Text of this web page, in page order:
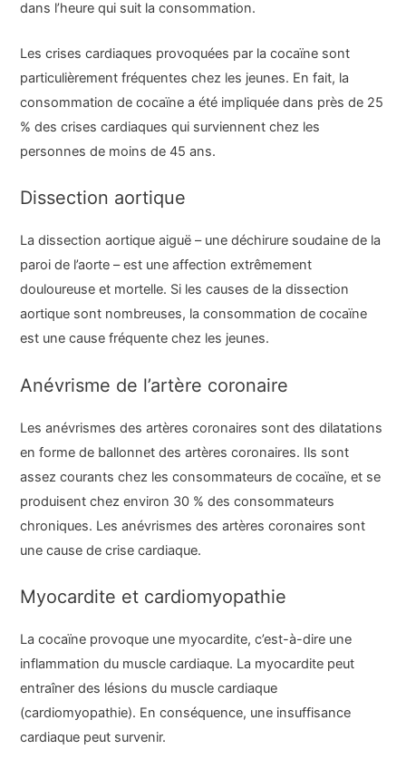
dans l’heure qui suit la consommation.
Les crises cardiaques provoquées par la cocaïne sont
particulièrement fréquentes chez les jeunes. En fait, la
consommation de cocaïne a été impliquée dans près de 25
% des crises cardiaques qui surviennent chez les
personnes de moins de 45 ans.
Dissection aortique
La dissection aortique aiguë – une déchirure soudaine de la
paroi de l’aorte – est une affection extrêmement
douloureuse et mortelle. Si les causes de la dissection
aortique sont nombreuses, la consommation de cocaïne
est une cause fréquente chez les jeunes.
Anévrisme de l’artère coronaire
Les anévrismes des artères coronaires sont des dilatations
en forme de ballonnet des artères coronaires. Ils sont
assez courants chez les consommateurs de cocaïne, et se
produisent chez environ 30 % des consommateurs
chroniques. Les anévrismes des artères coronaires sont
une cause de crise cardiaque.
Myocardite et cardiomyopathie
La cocaïne provoque une myocardite, c’est-à-dire une
inflammation du muscle cardiaque. La myocardite peut
entraîner des lésions du muscle cardiaque
(cardiomyopathie). En conséquence, une insuffisance
cardiaque peut survenir.